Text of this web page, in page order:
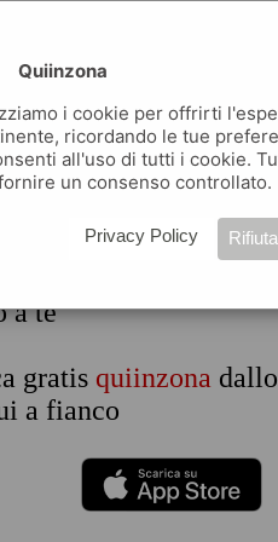
tutto il mondo intorno
lavoro a orero?
gratis quiinzona
le offerte di
nella tua zona
consulti
a te
gratis quiinzona
a fianco
Quiinzona
i cookie per offrirti
ricordando le tue
all'uso di tutti i cookie.
un consenso controllato.
Rifiuta
Privacy Policy